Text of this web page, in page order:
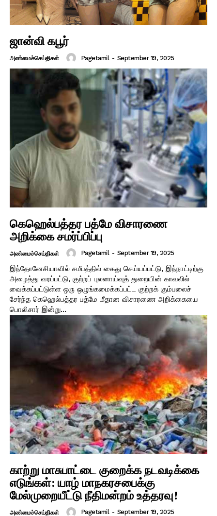
ஜான்வி கபூர்
அண்மைச்செய்திகள் Pagetamil - September 19, 2025
கெஹெல்பத்தர பத்மே விசாரணை
அறிக்கை சமர்ப்பிப்பு
அண்மைச்செய்திகள் Pagetamil - September 19, 2025
இந்தோனேசியாவில் சமீபத்தில் கைது செய்யப்பட்டு, இந்நாட்டிற்கு
அழைத்து வரப்பட்டு, குற்றப் புலனாய்வுத் துறையின் காவலில்
வைக்கப்பட்டுள்ள ஒரு ஒழுங்கமைக்கப்பட்ட குற்றக் கும்பலைச்
சேர்ந்த கெஹெல்பத்தர பத்மே மீதான விசாரணை அறிக்கையை
பொலிசார் இன்று...
காற்று மாசுபாட்டை குறைக்க நடவடிக்கை
எடுங்கள்: யாழ் மாநகரசபைக்கு
மேல்முறையீட்டு நீதிமன்றம் உத்தரவு!
அண்மைச்செய்திகள் Pagetamil - September 19, 2025